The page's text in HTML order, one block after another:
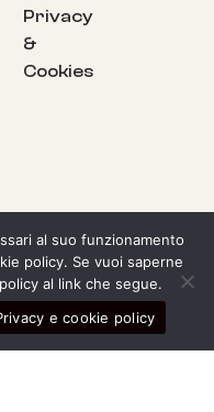
Privacy
&
Cookies
al suo funzionamento
policy. Se vuoi saperne
al link che segue.
e cookie policy